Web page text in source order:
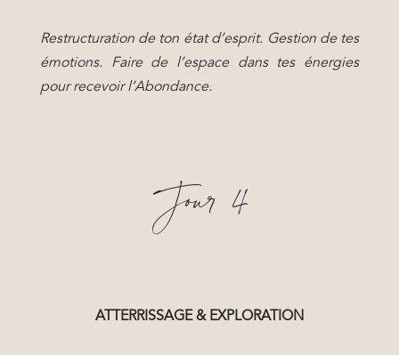
Restructuration de ton état d’esprit. Gestion de tes
émotions. Faire de l’espace dans tes énergies
pour recevoir l’Abondance.
Jour 4
ATTERRISSAGE & EXPLORATION